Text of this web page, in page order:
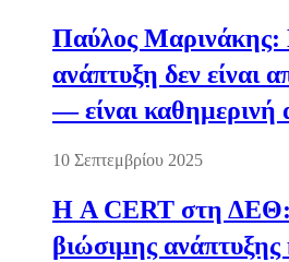
Παύλος Μαρινάκης:
ανάπτυξη δεν είναι
— είναι καθημερινή
10 Σεπτεμβρίου 2025
Η A CERT στη ΔΕΘ:
βιώσιμης ανάπτυξης